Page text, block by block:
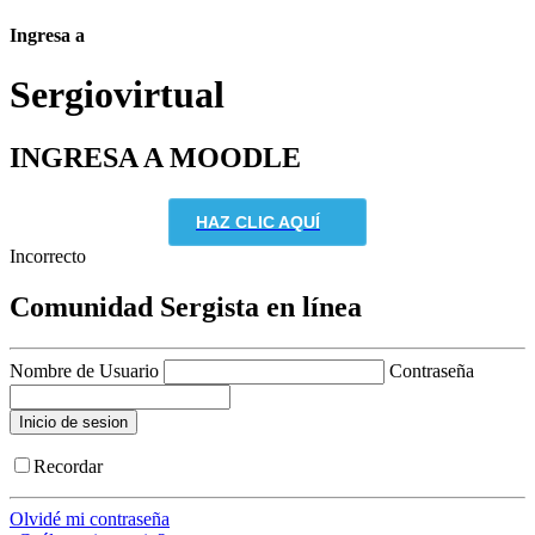
Ingresa a
Sergiovirtual
INGRESA A MOODLE
HAZ CLIC AQUÍ
Incorrecto
Comunidad Sergista en línea
Nombre de Usuario Contraseña
Recordar
Olvidé mi contraseña